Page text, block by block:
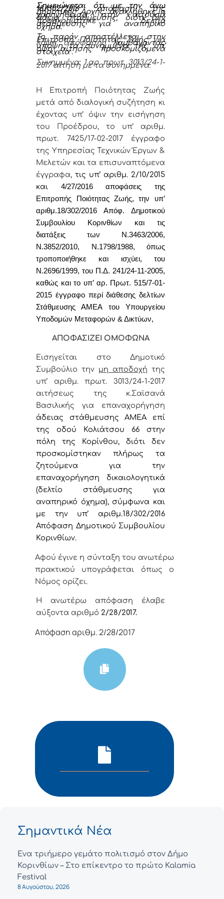
Σημειώνεται ότι με την άνω
18/302/2016απόφαση της
Δημοτικής Αρχής ανακλήθηκε η
χορηγηθείσα στην αιτούσα
άδεια στάθμευσης, διότι δεν
προσκομίστηκε δελτίο
στάθμευσης για αναπηρικό
όχημα.
Το παρόν αποστέλλεται στην
Επιτροπή Ποιότητας Ζωήςγια
λήψη απόφασηςλαμβάνοντας
υπόψη τα συνημμένα της υπ’
όψη αίτησης προσκομιζόμενα
στοιχεία .
Συνημμένα: 1.αρ. πρωτ. 3013/24-1-
2017 αίτηση με τα συνημμένα.
Η Επιτροπή Ποιότητας Ζωής
μετά από διαλογική συζήτηση κι
έχοντας υπ’ όψιν τηνεισήγηση
του Προέδρου, το υπ’ αριθμ.
πρωτ. 7425/17-02-2017 έγγραφο
της Υπηρεσίας Τεχνικών Έργων &
Μελετών και τα επισυναπτόμενα
έγγραφα,τις υπ’ αριθμ. 2/10/2015
και 4/27/2016 αποφάσεις της
Επιτροπής Ποιότητας Ζωής, την υπ’
αριθμ.18/302/2016 Απόφ. Δημοτικού
Συμβουλίου Κορινθίων και τις
διατάξεις των Ν.3463/2006,
Ν.3852/2010,
Ν.1798/1988, όπως
τροποποιήθηκε και ισχύει, του
Ν.2696/1999,του Π.Δ. 241/24-11-2005,
καθώς καιτο υπ’ αρ. Πρωτ. 515/7-01-
2015 έγγραφο περί διάθεσης δελτίων
Στάθμευσης ΑΜΕΑ του Υπουργείου
Υποδομών Μεταφορών & Δικτύων,
ΑΠΟΦΑΣΙΖΕΙ ΟΜΟΦΩΝΑ
Εισηγείται στο Δημοτικό
Συμβούλιο την μη αποδοχή της
υπ’ αριθμ. πρωτ. 3013/24-1-2017
αιτήσεως της κ.Σαϊσανά
Βασιλικής για επαναχορήγηση
άδειας στάθμευσης ΑΜΕΑ επί
της οδού Κολιάτσου 66 στην
πόλη της Κορίνθου, διότι δεν
προσκομίστηκαν πλήρως τα
ζητούμενα για την
επαναχορήγηση δικαιολογητικά
(δελτίο στάθμευσης για
αναπηρικό όχημα), σύμφωνα και
με την υπ’ αριθμ.18/302/2016
Απόφαση Δημοτικού Συμβουλίου
Κορινθίων.
Αφού έγινε η σύνταξη του ανωτέρω
πρακτικού υπογράφεται όπως ο
Νόμος ορίζει.
Η ανωτέρω απόφαση έλαβε
αύξοντα αριθμό 2/28/2017.
Απόφαση αριθμ. 2/28/2017
Σημαντικά Νέα
Ένα τριήμερο γεμάτο πολιτισμό στον Δήμο
Κορινθίων – Στο επίκεντρο το πρώτο Kalamia
Festival
8 Αυγούστου, 2026